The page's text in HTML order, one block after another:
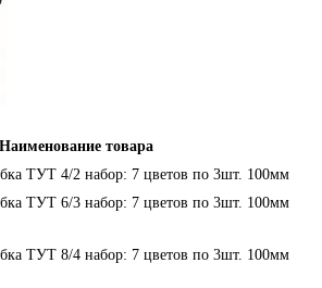
Наименование товара
ТУТ 4/2 набор: 7 цветов по 3шт. 100мм
ТУТ 6/3 набор: 7 цветов по 3шт. 100мм
ТУТ 8/4 набор: 7 цветов по 3шт. 100мм